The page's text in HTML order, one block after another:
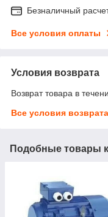
Безналичный
Все условия оплаты
Условия возврата
Возврат товара в
Все условия возврата
Подобные товары